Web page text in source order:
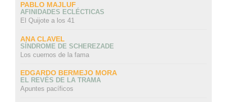
PABLO MAJLUF
AFINIDADES ECLÉCTICAS
El Quijote a los 41
ANA CLAVEL
SÍNDROME DE SCHEREZADE
Los cuernos de la fama
EDGARDO BERMEJO MORA
EL REVÉS DE LA TRAMA
Apuntes pacíficos